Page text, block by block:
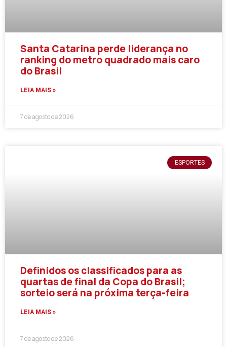
Santa Catarina perde liderança no
ranking do metro quadrado mais caro
do Brasil
LEIA MAIS »
7 de agosto de 2026
ESPORTES
Definidos os classificados para as
quartas de final da Copa do Brasil;
sorteio será na próxima terça-feira
LEIA MAIS »
7 de agosto de 2026